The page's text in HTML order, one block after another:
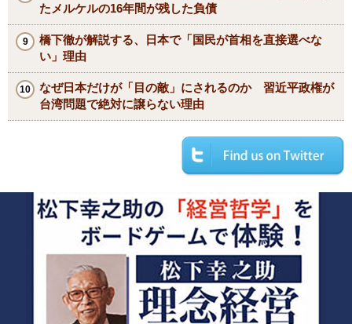
たメルケルの16年間が残した負債
橋下徹が解説する、日本で「国民が首相を直接選べな
い」理由
なぜ日本だけが「目の敵」にされるのか 習近平政権が
台湾問題で絶対に譲らない理由